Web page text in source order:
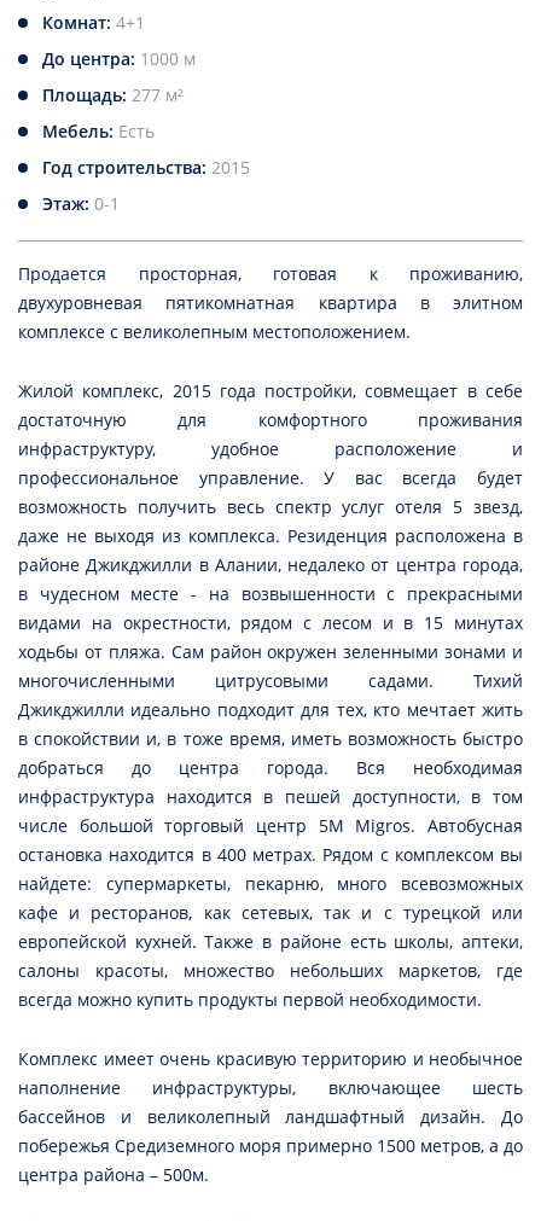
Комнат: 4+1
До центра: 1000 м
Площадь: 277 м²
Мебель: Есть
Год строительства: 2015
Этаж: 0-1
Продается просторная, готовая к проживанию,
двухуровневая пятикомнатная квартира в элитном
комплексе с великолепным местоположением.
Жилой комплекс, 2015 года постройки, совмещает в себе
достаточную для комфортного проживания
инфраструктуру, удобное расположение и
профессиональное управление. У вас всегда будет
возможность получить весь спектр услуг отеля 5 звезд,
даже не выходя из комплекса. Резиденция расположена в
районе Джикджилли в Алании, недалеко от центра города,
в чудесном месте - на возвышенности с прекрасными
видами на окрестности, рядом с лесом и в 15 минутах
ходьбы от пляжа. Сам район окружен зеленными зонами и
многочисленными цитрусовыми садами. Тихий
Джикджилли идеально подходит для тех, кто мечтает жить
в спокойствии и, в тоже время, иметь возможность быстро
добраться до центра города. Вся необходимая
инфраструктура находится в пешей доступности, в том
числе большой торговый центр 5M Migros. Автобусная
остановка находится в 400 метрах. Рядом с комплексом вы
найдете: супермаркеты, пекарню, много всевозможных
кафе и ресторанов, как сетевых, так и с турецкой или
европейской кухней. Также в районе есть школы, аптеки,
салоны красоты, множество небольших маркетов, где
всегда можно купить продукты первой необходимости.
Комплекс имеет очень красивую территорию и необычное
наполнение инфраструктуры, включающее шесть
бассейнов и великолепный ландшафтный дизайн. До
побережья Средиземного моря примерно 1500 метров, а до
центра района – 500м.